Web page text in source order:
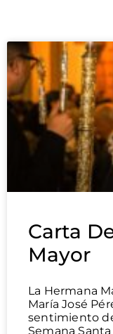
Carta
Mayor
La Hermana
María José
sentimiento
Semana